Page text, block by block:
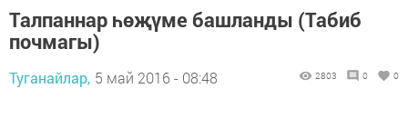
Талпаннар һөҗүме башланды (Табиб
почмагы)
Туганайлар, 5 май 2016 - 08:48 2803 0 0